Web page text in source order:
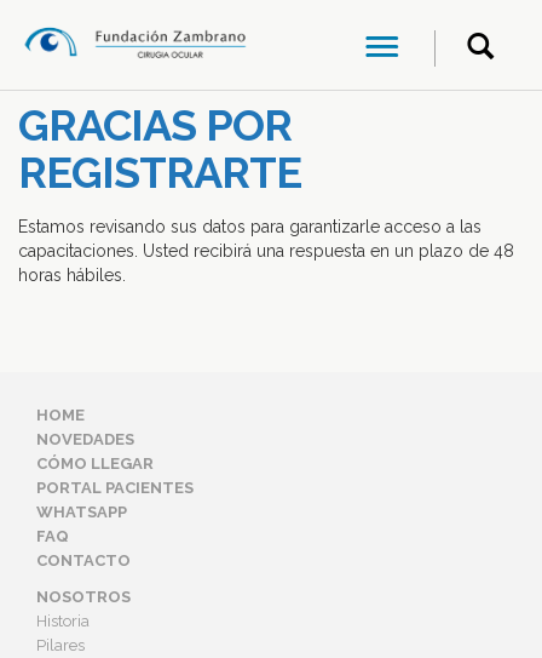
GRACIAS POR
REGISTRARTE
Estamos revisando sus datos para garantizarle acceso a las
capacitaciones. Usted recibirá una respuesta en un plazo de 48
horas hábiles.
HOME
NOVEDADES
CÓMO LLEGAR
PORTAL PACIENTES
WHATSAPP
FAQ
CONTACTO
NOSOTROS
Historia
Pilares